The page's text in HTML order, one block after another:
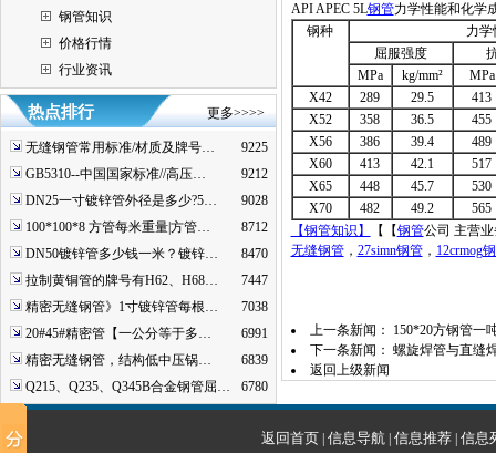
钢管知识
价格行情
行业资讯
热点排行 更多>>>>
无缝钢管常用标准/材质及牌号…
9225
GB5310--中国国家标准//高压…
9212
DN25一寸镀锌管外径是多少?5…
9028
100*100*8 方管每米重量|方管…
8712
DN50镀锌管多少钱一米？镀锌…
8470
拉制黄铜管的牌号有H62、H68…
7447
精密无缝钢管》1寸镀锌管每根…
7038
20#45#精密管【一公分等于多…
6991
精密无缝钢管，结构低中压锅…
6839
Q215、Q235、Q345B合金钢管屈…
6780
API APEC 5L钢管力学性能和化学
钢种
力学
屈服强度
MPa
kg/mm²
MPa
X42
289 29.5
413
X52
358 36.5
455
X56
386 39.4
489
X60
413 42.1
517
X65
448 45.7
530
X70
482 49.2
565
【钢管知识】
【【钢管公司 主营业
无缝钢管， 27simn钢管， 12crmog
上一条新闻：
150*20方钢管一
下一条新闻： 螺旋焊管与直缝
返回上级新闻
返回首页 信息导航 信息推荐 信息